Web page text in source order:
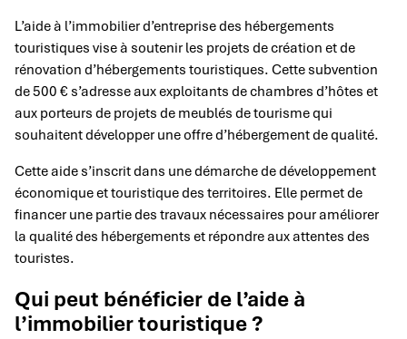
L’aide à l’immobilier d’entreprise des hébergements
touristiques vise à soutenir les projets de création et de
rénovation d’hébergements touristiques. Cette subvention
de 500 € s’adresse aux exploitants de chambres d’hôtes et
aux porteurs de projets de meublés de tourisme qui
souhaitent développer une offre d’hébergement de qualité.
Cette aide s’inscrit dans une démarche de développement
économique et touristique des territoires. Elle permet de
financer une partie des travaux nécessaires pour améliorer
la qualité des hébergements et répondre aux attentes des
touristes.
Qui peut bénéficier de l’aide à
l’immobilier touristique ?